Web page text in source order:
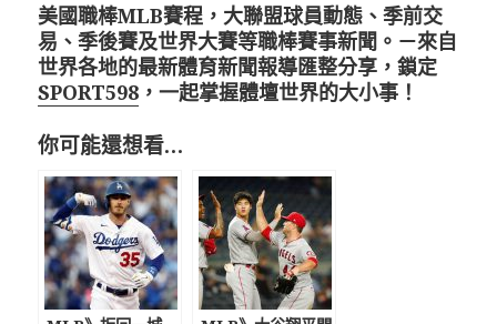
美國職棒MLB賽程，大聯盟球員動態、季前交
易、季後賽及世界大賽等職棒賽事新聞。－來自
世界各地的最新體育新聞報導匯整分享，鎖定
SPORT598 ，一起掌握體壇世界的大小事！
你可能還想看…